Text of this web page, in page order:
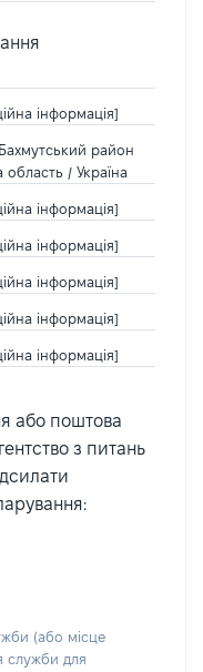
інформація]
район
/ Україна
інформація]
інформація]
інформація]
інформація]
інформація]
або поштова
з питань
(або місце
служби для